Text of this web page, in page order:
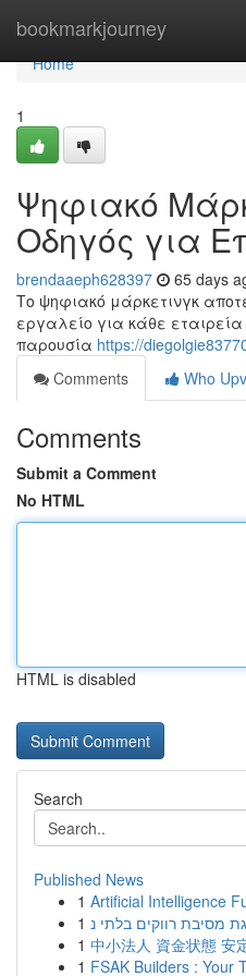
bookmarkjourney
Home
Home
1
Ψηφιακό
Οδηγός για
brendaaeph628397 65 days
Το ψηφιακό μάρκετινγκ
εργαλείο για κάθε
παρουσία https://
Comments
Who
Comments
Submit a Comment
No HTML
HTML is disabled
Search
Published News
1 Artificial Intelligence
1
1 中小法人 資金状態 安
1 FSAK Builders : Your